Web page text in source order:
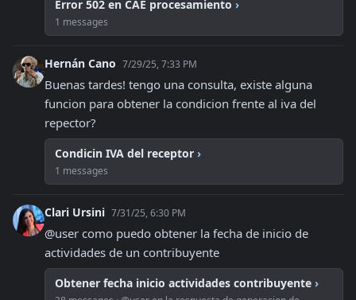
Error 502 en CAE procesamiento ›
1 messages
Hernán Cano 7/29/25, 7:33 PM
Buenas tardes! tengo una consulta, existe alguna
funcion para obtener la condicion frente al iva del
repector?
Condicin IVA del receptor ›
1 messages
Clari Ursini 7/31/25, 6:30 PM
@user como puedo obtener la fecha de inicio de
actividades de un contribuyente
Obtener fecha inicio actividades contribuyente ›